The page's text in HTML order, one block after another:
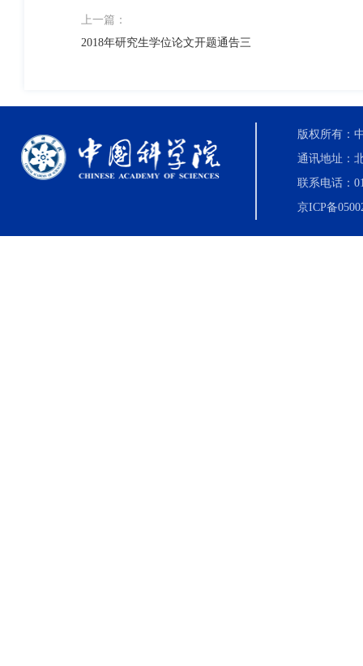
上一篇：
2018年研究生学位论文开题通告三
版权所有：
通讯地址：
联系电话：
京ICP备